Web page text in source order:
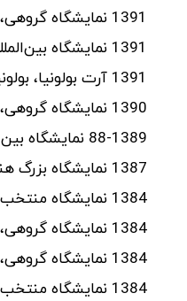
1391 نمایشگاه گروهی، موزه شهر تروسدورف
1391 نمایشگاه بین‌المللی، نُرد آرت، بودلسدورف، آلمان
1391 آرت بولونیا، بولونیا، ایتالیا
1390 نمایشگاه گروهی، ایران امروز، گابیانو گالری شماره2، رُم و گالری بریژیت شِنک، کُلن
88-1389 نمایشگاه بین‌المللی، نُرد آرت 08 و نُردآرت 09، بودلسدورف
1387 نمایشگاه بزرگ هنر اِن-آر-دبلیو ، دوسلدورف- آلمان
1384 نمایشگاه منتخب آثار، جایزه هنری دیردورف، دیردورف، آلمان
1384 نمایشگاه گروهی، آرتیست فوروم، بُن
1384 نمایشگاه گروهی، موزه منطقهای نوئه وید، آلمان
1384 نمایشگاه منتخب آثار هنرمندان بُن در مرکز فرهنگی بورگکلوستر در لوبِک، آلمان